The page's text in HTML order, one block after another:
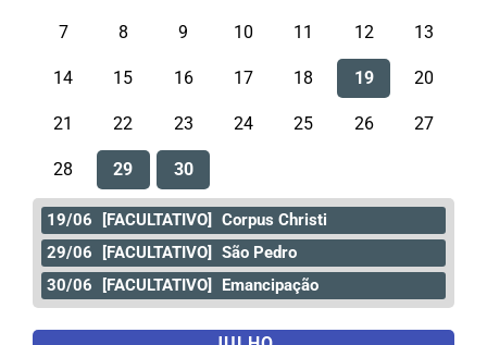
7 8 9 10 11 12 13
14 15 16 17 18 19 20
21 22 23 24 25 26 27
28 29 30
19/06 [FACULTATIVO]
Corpus Christi
29/06
[FACULTATIVO]
São Pedro
30/06
[FACULTATIVO] Emancipação